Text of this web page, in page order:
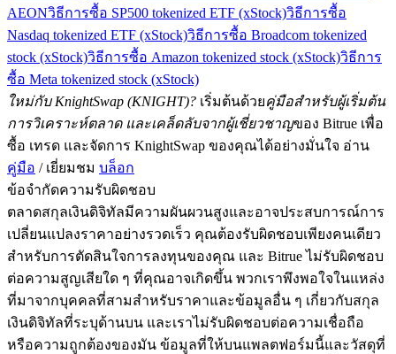
AEONวิธีการซื้อ SP500 tokenized ETF (xStock)วิธีการซื้อ
Nasdaq tokenized ETF (xStock)วิธีการซื้อ Broadcom tokenized
stock (xStock)วิธีการซื้อ Amazon tokenized stock (xStock)วิธีการ
ซื้อ Meta tokenized stock (xStock)
ใหม่กับ KnightSwap (KNIGHT)? เริ่มต้นด้วยคู่มือสำหรับผู้เริ่มต้น
การวิเคราะห์ตลาด และเคล็ดลับจากผู้เชี่ยวชาญของ Bitrue เพื่อ
ซื้อ เทรด และจัดการ KnightSwap ของคุณได้อย่างมั่นใจ อ่าน
คู่มือ / เยี่ยมชม บล็อก
ข้อจำกัดความรับผิดชอบ
ตลาดสกุลเงินดิจิทัลมีความผันผวนสูงและอาจประสบการณ์การ
เปลี่ยนแปลงราคาอย่างรวดเร็ว คุณต้องรับผิดชอบเพียงคนเดียว
สำหรับการตัดสินใจการลงทุนของคุณ และ Bitrue ไม่รับผิดชอบ
ต่อความสูญเสียใด ๆ ที่คุณอาจเกิดขึ้น พวกเราพึงพอใจในแหล่ง
ที่มาจากบุคคลที่สามสำหรับราคาและข้อมูลอื่น ๆ เกี่ยวกับสกุล
เงินดิจิทัลที่ระบุด้านบน และเราไม่รับผิดชอบต่อความเชื่อถือ
หรือความถูกต้องของมัน ข้อมูลที่ให้บนแพลตฟอร์มนี้และวัสดุที่